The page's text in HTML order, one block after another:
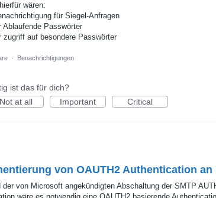
wären:
für Siegel-Anfragen
Ablaufende Passwörter
zugriff auf besondere Passwörter
· Benachrichtigungen
ist das für dich?
Not at all
Important Critical
von OAUTH2 Authentication
der von Microsoft angekündigten Abschaltung der SMTP